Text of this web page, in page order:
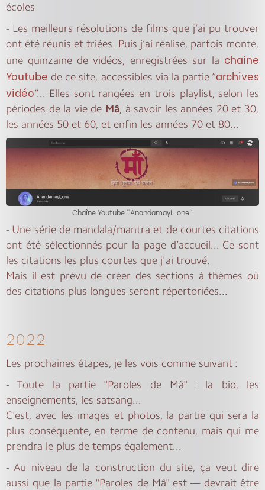
écoles
- Les meilleurs résolutions de films que j’ai pu trouver
ont été réunis et triées. Puis j’ai réalisé, parfois monté,
une quinzaine de vidéos, enregistrées sur la chaine
Youtube de ce site, accessibles via la partie “archives
vidéo”... Elles sont rangées en trois playlist, selon les
périodes de la vie de Mâ, à savoir les années 20 et 30,
les années 50 et 60, et enfin les années 70 et 80...
Chaîne Youtube "Anandamayi_one"
- Une série de mandala/mantra et de courtes citations
ont été sélectionnés pour la page d’accueil... Ce sont
les citations les plus courtes que j'ai trouvé.
Mais il est prévu de créer des sections à thèmes où
des citations plus longues seront répertoriées...
2022
Les prochaines étapes, je les vois comme suivant :
- Toute la partie "Paroles de Mâ" : la bio, les
enseignements, les satsang...
C'est, avec les images et photos, la partie qui sera la
plus conséquente, en terme de contenu, mais qui me
prendra le plus de temps également...
- Au niveau de la construction du site, ça veut dire
aussi que la partie "Paroles de Mâ" est — devrait être